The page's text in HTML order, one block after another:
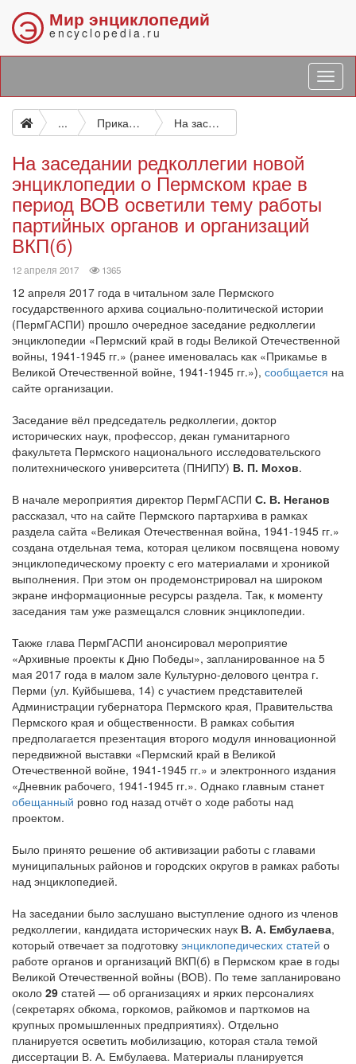
Э Мир энциклопедий
encyclopedia.ru
... Прикамье в Великой Отечественной войне, 1941—1945 гг.: энциклопедия На заседании редколлегии новой энциклопедии о Пермском крае в период ВОВ осветили тему работы партийных органов и организаций ВКП(б)
На заседании редколлегии новой
энциклопедии о Пермском крае в
период ВОВ осветили тему работы
партийных органов и организаций
ВКП(б)
12 апреля 2017 просмотров
1365
12 апреля 2017 года в читальном зале Пермского
государственного архива социально-политической истории
(ПермГАСПИ) прошло очередное заседание редколлегии
энциклопедии «Пермский край в годы Великой Отечественной
войны, 1941-1945 гг.» (ранее именовалась как «Прикамье в
Великой Отечественной войне, 1941-1945 гг.»), сообщается на
сайте организации.
Заседание вёл председатель редколлегии, доктор
исторических наук, профессор, декан гуманитарного
факультета Пермского национального исследовательского
политехнического университета (ПНИПУ) В. П. Мохов.
В начале мероприятия директор ПермГАСПИ С. В. Неганов
рассказал, что на сайте Пермского партархива в рамках
раздела сайта «Великая Отечественная война, 1941-1945 гг.»
создана отдельная тема, которая целиком посвящена новому
энциклопедическому проекту с его материалами и хроникой
выполнения. При этом он продемонстрировал на широком
экране информационные ресурсы раздела. Так, к моменту
заседания там уже размещался словник энциклопедии.
Также глава ПермГАСПИ анонсировал мероприятие
«Архивные проекты к Дню Победы», запланированное на 5
мая 2017 года в малом зале Культурно-делового центра г.
Перми (ул. Куйбышева, 14) с участием представителей
Администрации губернатора Пермского края, Правительства
Пермского края и общественности. В рамках события
предполагается презентация второго модуля инновационной
передвижной выставки «Пермский край в Великой
Отечественной войне, 1941-1945 гг.» и электронного издания
«Дневник рабочего, 1941-1945 гг.». Однако главным станет
обещанный ровно год назад отчёт о ходе работы над
проектом.
Было принято решение об активизации работы с главами
муниципальных районов и городских округов в рамках работы
над энциклопедией.
На заседании было заслушано выступление одного из членов
редколлегии, кандидата исторических наук В. А. Ембулаева,
который отвечает за подготовку энциклопедических статей о
работе органов и организаций ВКП(б) в Пермском крае в годы
Великой Отечественной войны (ВОВ). По теме запланировано
около 29 статей — об организациях и ярких персоналиях
(секретарях обкома, горкомов, райкомов и парткомов на
крупных промышленных предприятиях). Отдельно
планируется осветить мобилизацию, которая стала темой
диссертации В. А. Ембулаева. Материалы планируется